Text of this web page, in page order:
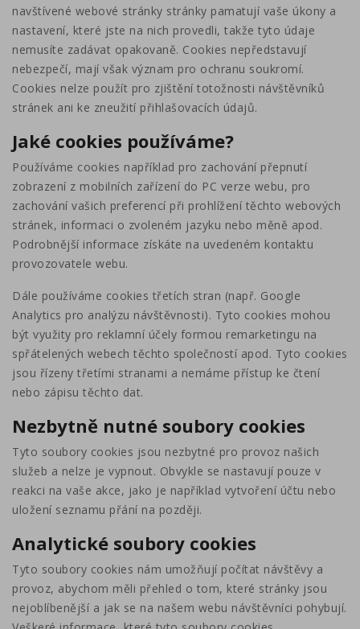
navštívené webové stránky stránky pamatují vaše úkony a
nastavení, které jste na nich provedli, takže tyto údaje
nemusíte zadávat opakovaně. Cookies nepředstavují
nebezpečí, mají však význam pro ochranu soukromí.
Cookies nelze použít pro zjištění totožnosti návštěvníků
stránek ani ke zneužití přihlašovacích údajů.
Jaké cookies používáme?
Používáme cookies například pro zachování přepnutí
zobrazení z mobilních zařízení do PC verze webu, pro
zachování vašich preferencí při prohlížení těchto webových
stránek, informaci o zvoleném jazyku nebo měně apod.
Podrobnější informace získáte na uvedeném kontaktu
provozovatele webu.
Dále používáme cookies třetích stran (např. Google
Analytics pro analýzu návštěvnosti). Tyto cookies mohou
být využity pro reklamní účely formou remarketingu na
spřátelených webech těchto společností apod. Tyto cookies
jsou řízeny třetími stranami a nemáme přístup ke čtení
nebo zápisu těchto dat.
Nezbytně nutné soubory cookies
Tyto soubory cookies jsou nezbytné pro provoz našich
služeb a nelze je vypnout. Obvykle se nastavují pouze v
reakci na vaše akce, jako je například vytvoření účtu nebo
uložení seznamu přání na později.
Analytické soubory cookies
Tyto soubory cookies nám umožňují počítat návštěvy a
provoz, abychom měli přehled o tom, které stránky jsou
nejoblíbenější a jak se na našem webu návštěvníci pohybují.